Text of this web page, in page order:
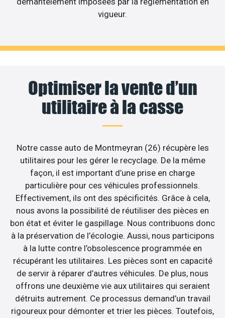
vigueur.
Optimiser la vente d’un
utilitaire à la casse
Notre casse auto de Montmeyran (26) récupère les
utilitaires pour les gérer le recyclage. De la même
façon, il est important d’une prise en charge
particulière pour ces véhicules professionnels.
Effectivement, ils ont des spécificités. Grâce à cela,
nous avons la possibilité de réutiliser des pièces en
bon état et éviter le gaspillage. Nous contribuons donc
à la préservation de l’écologie. Aussi, nous participons
à la lutte contre l’obsolescence programmée en
récupérant les utilitaires. Les pièces sont en capacité
de servir à réparer d’autres véhicules. De plus, nous
offrons une deuxième vie aux utilitaires qui seraient
détruits autrement. Ce processus demand’un travail
rigoureux pour démonter et trier les pièces. Toutefois,